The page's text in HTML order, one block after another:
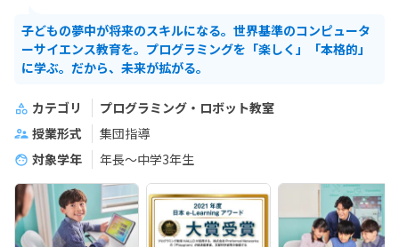
子どもの夢中が将来のスキルになる。世界基準のコンピュータ
ーサイエンス教育を。プログラミングを「楽しく」「本格的」
に学ぶ。だから、未来が拡がる。
カテゴリ
プログラミング・ロボット教室
授業形式
集団指導
対象学年
年長～中学3年生